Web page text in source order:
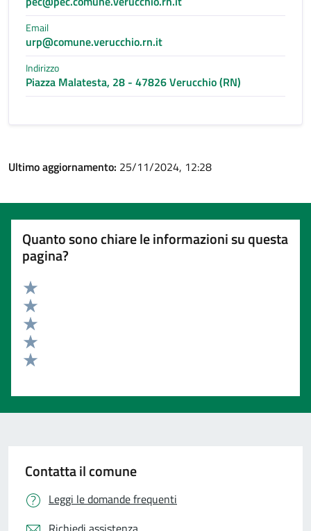
Email
urp@comune.verucchio.rn.it
Indirizzo
Piazza Malatesta, 28 - 47826 Verucchio (RN)
Ultimo aggiornamento: 25/11/2024, 12:28
Quanto sono chiare le informazioni su questa
pagina?
Valuta 5 stelle su 5
Valuta 4 stelle su 5
Valuta 3 stelle su 5
Valuta 2 stelle su 5
Contatta il comune
Leggi le domande frequenti